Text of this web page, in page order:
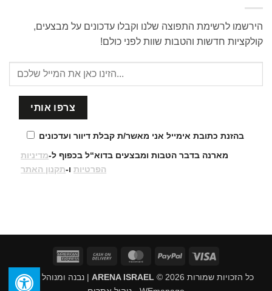
הירשמו לרשימת התפוצה שלנו וקבלו עדכונים על מבצעים,
קולקציות חדשות והטבות שוות לפני כולם!
בהזנת כתובת אימייל אני מאשר/ת קבלת דיוור ועדכונים
מארנה בדבר הטבות ומבצעים בדוא“ל בכפוף ל-מדיניות
הפרטיותו-תקנון האתר
Visa
PayPal
MasterCard
Cash
Delivery
Express
כל הזכויות שמורות 2026 ©
ARENA ISRAEL | נבנה ומנוהל על ידי